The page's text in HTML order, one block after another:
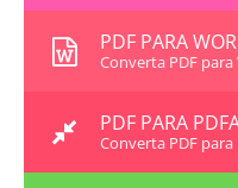
PDF PARA
Converta PDF para
PDF PARA
Converta PDF para